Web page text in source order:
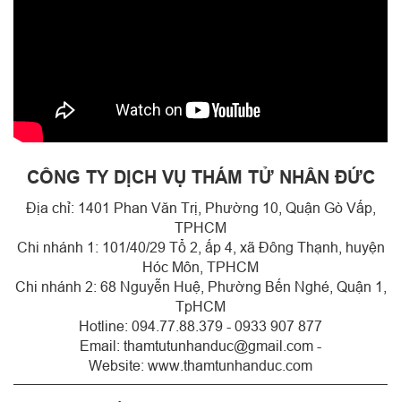
CÔNG TY DỊCH VỤ THÁM TỬ NHÂN ĐỨC
Địa chỉ: 1401 Phan Văn Trị, Phường 10, Quận Gò Vấp,
TPHCM
Chi nhánh 1: 101/40/29 Tổ 2, ấp 4, xã Đông Thạnh, huyện
Hóc Môn, TPHCM
Chi nhánh 2: 68 Nguyễn Huệ, Phường Bến Nghé, Quận 1,
TpHCM
Hotline: 094.77.88.379 - 0933 907 877
Email: thamtutunhanduc@gmail.com -
Website: www.thamtunhanduc.com